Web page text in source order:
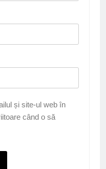
și site-ul web în
când o să